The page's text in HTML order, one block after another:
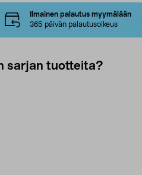
Ilmainen palautus myymälään
365 päivän palautusoikeus
sarjan tuotteita?